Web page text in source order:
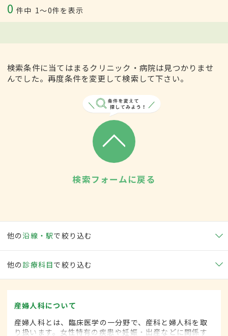
0 件中 1〜0件を表示
検索条件に当てはまるクリニック・病院は見つかりませ
んでした。再度条件を変更して検索して下さい。
検索フォームに戻る
他の沿線・駅で絞り込む
他の 診療科目で絞り込む
産婦人科について
産婦人科とは、臨床医学の一分野で、産科と婦人科を取
り扱います。女性特有の疾患や妊娠・出産などに関係す